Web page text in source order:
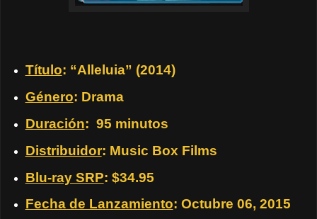
Título: “Alleluia” (2014)
Género: Drama
Duración: 95 minutos
Distribuidor: Music Box Films
Blu-ray SRP: $34.95
Fecha de Lanzamiento: Octubre 06, 2015